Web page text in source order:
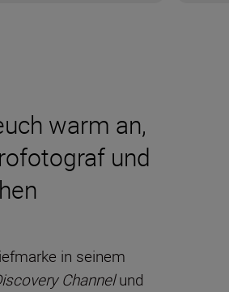
warm an,
und
in seinem
Channelund